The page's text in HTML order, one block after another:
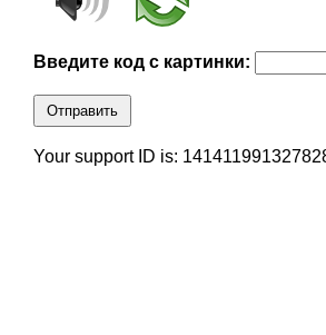
Введите код с картинки:
Отправить
Your support ID is: